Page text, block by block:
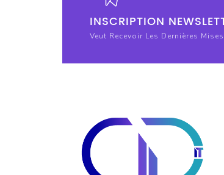
INSCRIPTION
Veut Recevoir Les Dernières